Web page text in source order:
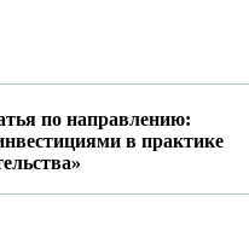
по направлению:
в практике